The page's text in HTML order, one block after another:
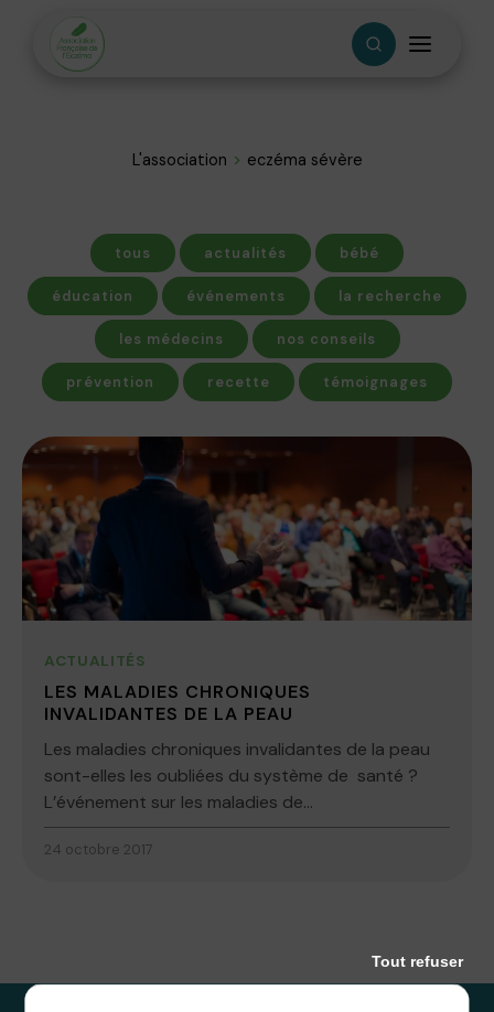
L'association eczéma sévère
tous actualités bébé
éducation événements la recherche
les médecins nos conseils
prévention recette témoignages
ACTUALITÉS
LES MALADIES CHRONIQUES
INVALIDANTES DE LA PEAU
Les maladies chroniques invalidantes de la peau
sont-elles les oubliées du système de santé ?
L’événement sur les maladies de...
24 octobre 2017
Tout refuser